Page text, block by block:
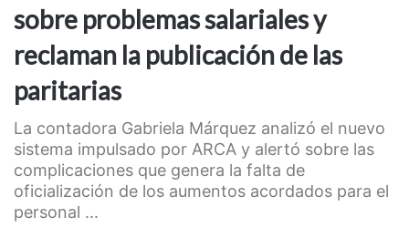
sobre problemas salariales y
reclaman la publicación de las
paritarias
La contadora Gabriela Márquez analizó el nuevo
sistema impulsado por ARCA y alertó sobre las
complicaciones que genera la falta de
oficialización de los aumentos acordados para el
personal ...